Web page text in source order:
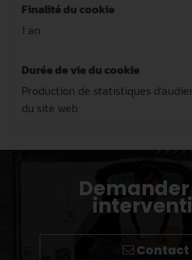
Finalité du cookie
1 an
Durée de vie du cookie
Production de statistiques
du site web
Contact